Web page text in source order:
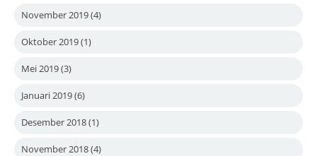
November 2019(4)
Oktober 2019(1)
Mei 2019(3)
Januari 2019(6)
Desember 2018(1)
November 2018(4)